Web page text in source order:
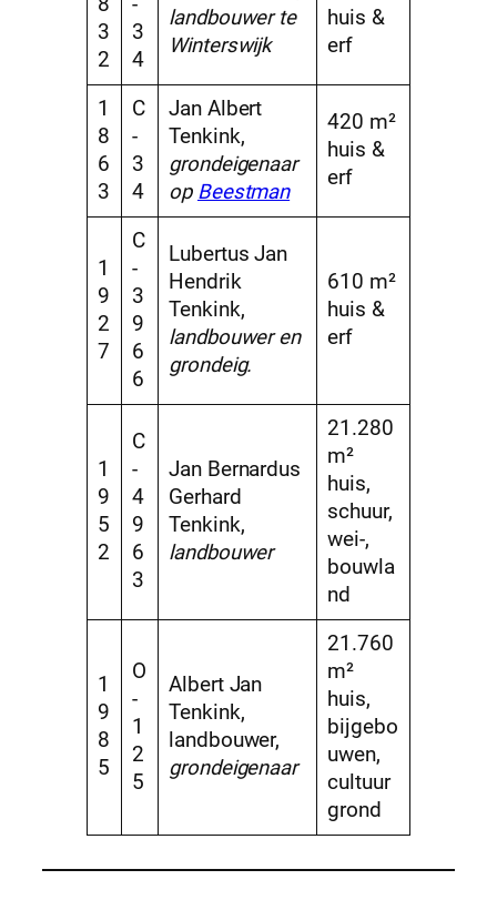
3
2
3
4
landbouwer te
Winterswijk
huis &
erf
1
8
6
3
C
-
3
4
Jan Albert
Tenkink,
grondeigenaar
op Beestman
420 m²
huis &
erf
1
9
2
7
C
-
3
9
6
6
Lubertus Jan
Hendrik
Tenkink,
landbouwer en
grondeig.
610 m²
huis &
erf
1
9
5
2
C
-
4
9
6
3
Jan Bernardus
Gerhard
Tenkink,
landbouwer
21.280
m²
huis,
schuur,
wei-,
bouwla
nd
1
9
8
5
O
-
1
2
5
Albert Jan
Tenkink,
landbouwer,
grondeigenaar
21.760
m²
huis,
bijgebo
uwen,
cultuur
grond